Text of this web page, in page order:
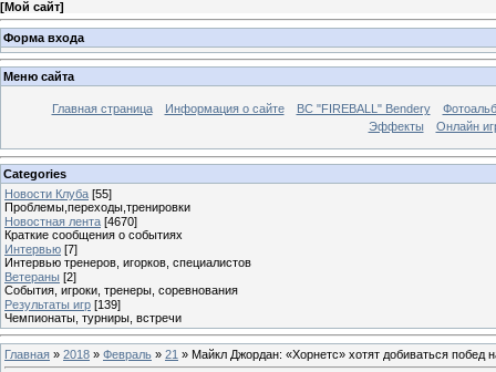
[Мой сайт]
Форма входа
Меню сайта
Главная страница Информация о сайте BC "FIREBALL" Bendery
Эффекты
Онлайн
Categories
Новости Клуба [55]
Проблемы,переходы,тренировки
Новостная лента [4670]
Краткие сообщения о событиях
Интервью [7]
Интервью тренеров, игорков, специалистов
Ветераны [2]
События, игроки, тренеры, соревнования
Результаты игр [139]
Чемпионаты, турниры, встречи
Главная » 2018 » Февраль » 21 » Майкл Джордан: «Хорнетс» хотят добиваться побед